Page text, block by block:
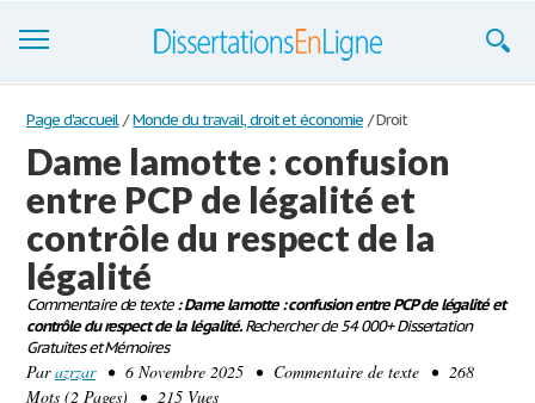
Dissertations
S'inscrire
Se connecter
Contactez-nous
Page d'accueil / Monde du travail, droit et économie /Droit
Dame lamotte : confusion
entre PCP de légalité et
contrôle du respect de la
légalité
Commentaire de texte: Dame lamotte : confusion entre PCP de légalité et
contrôle du respect de la légalité.Rechercher de 54 000+ Dissertation
Gratuites et Mémoires
Parazrzar• 6 Novembre 2025 • Commentaire de texte • 268
Mots (2 Pages) • 215 Vues